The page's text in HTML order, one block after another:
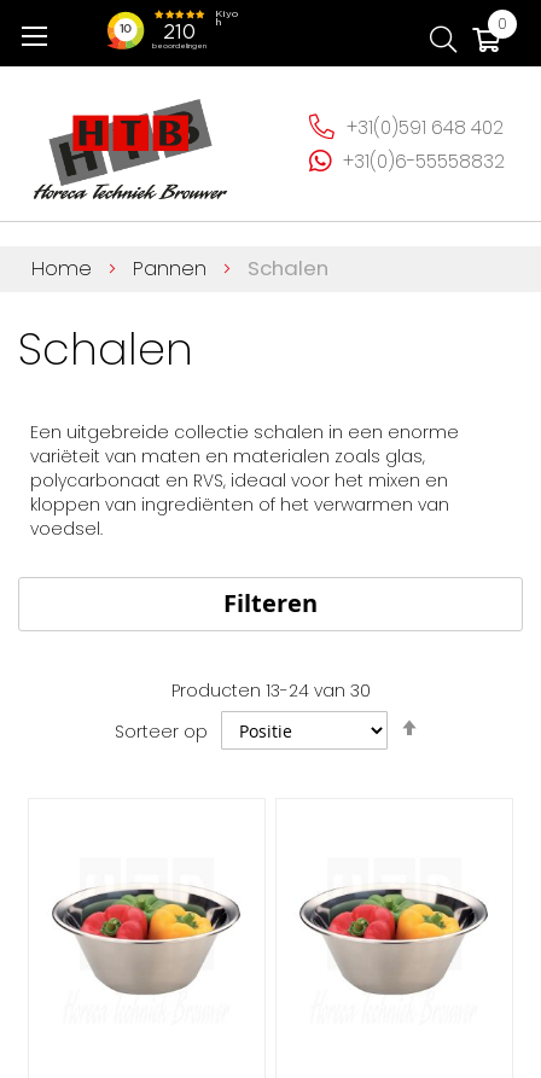
naar
0
+31(0)591 648 402
+31(0)6-55558832
Home Pannen Schalen
Schalen
Een uitgebreide collectie schalen in een enorme
variëteit van maten en materialen zoals glas,
polycarbonaat en RVS, ideaal voor het mixen en
kloppen van ingrediënten of het verwarmen van
voedsel.
Filteren
Producten 13-24van 30
Sorteer op